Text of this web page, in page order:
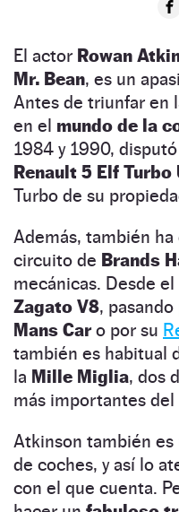
El actor Rowan
Mr. Bean, es un
Antes de triunfar en
en el mundo de la
1984 y 1990,
Renault 5 Elf Turbo
Turbo de su
Además, también
circuito de Brands
mecánicas. Desde el
Zagato V8, pasando
Mans Caro por su
también es habitual
la Mille Miglia, dos
más importantes del
Atkinson también es
de coches, y así lo
con el que cuenta.